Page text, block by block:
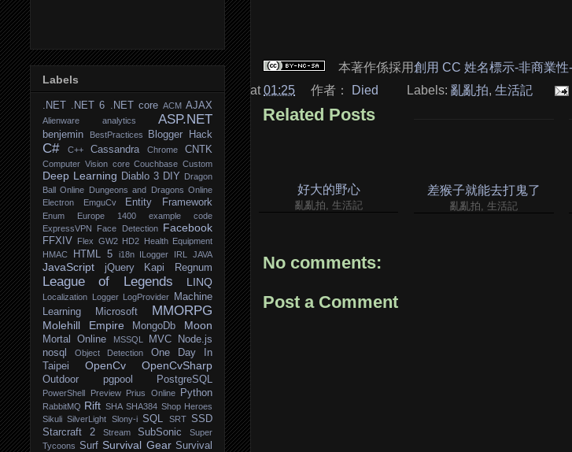
本著作係採用創用 CC 姓名標示-非商業
at01:25 作者： Died Labels: 亂亂拍, 生活記
Related Posts
好大的野心
亂亂拍, 生活記
差猴子就能去打鬼了
亂亂拍, 生活記
No comments:
Post a Comment
Labels
.NET .NET 6 .NET core ACM AJAX
Alienware analytics ASP.NET
benjemin BestPractices Blogger Hack
C# C++ Cassandra Chrome CNTK
Computer Vision core Couchbase Custom
Deep Learning Diablo 3 DIY Dragon
Ball Online Dungeons and Dragons Online
Electron
EmguCv Entity Framework
Enum Europe 1400
example code
ExpressVPN
Face Detection Facebook
FFXIV Flex GW2 HD2 Health Equipment
HMAC
HTML 5 i18n ILogger IRL JAVA
JavaScript jQuery Kapi Regnum
League of Legends LINQ
Localization Logger LogProvider
Machine
Learning
Microsoft MMORPG
Molehill Empire MongoDb Moon
Mortal Online MSSQL MVC
Node.js
nosql
Object Detection
One Day In
Taipei
OpenCv OpenCvSharp
Outdoor pgpool PostgreSQL
PowerShell Preview Prius Online Python
RabbitMQ Rift SHA SHA384 Shop Heroes
Sikuli SilverLight Slony-i SQL SRT SSD
Starcraft 2
Stream SubSonic
Super
Tycoons Surf Survival Gear Survival